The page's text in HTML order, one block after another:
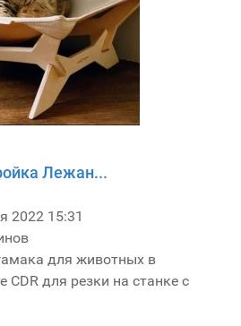
Лежан...
2022 15:31
для животных в
для резки на станке с